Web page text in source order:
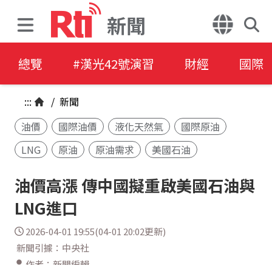
新聞
總覽 #漢光42號演習 財經 國際
::: / 新聞
油價
國際油價 液化天然氣
國際原油
LNG
原油 原油需求 美國石油
油價高漲 傳中國擬重啟美國石油與
LNG進口
2026-04-01 19:55(04-01 20:02更新)
新聞引據：中央社